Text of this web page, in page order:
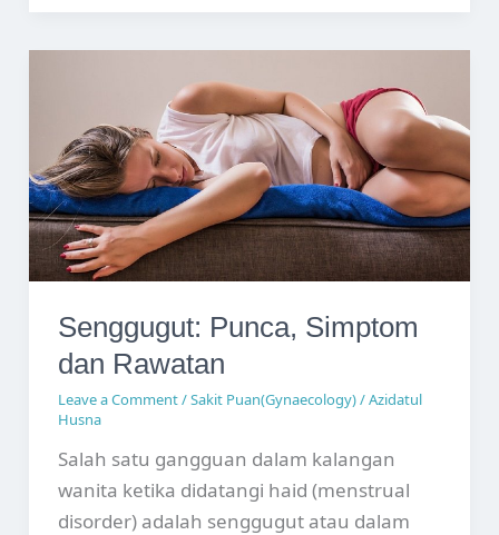
Haid:
Punca
Senggugut: Punca, Simptom
dan Rawatan
Leave a Comment/Sakit Puan(Gynaecology)/Azidatul
Husna
Salah satu gangguan dalam kalangan
wanita ketika didatangi haid (menstrual
disorder) adalah senggugut atau dalam